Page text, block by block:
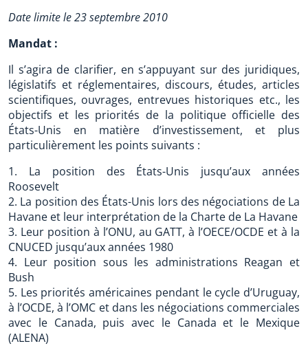
Date limite le 23 septembre 2010
Mandat :
Il s’agira de clarifier, en s’appuyant sur des juridiques,
législatifs et réglementaires, discours, études, articles
scientifiques, ouvrages, entrevues historiques etc., les
objectifs et les priorités de la politique officielle des
États-Unis en matière d’investissement, et plus
particulièrement les points suivants :
1. La position des États-Unis jusqu’aux années
Roosevelt
2. La position des États-Unis lors des négociations de La
Havane et leur interprétation de la Charte de La Havane
3. Leur position à l’ONU, au GATT, à l’OECE/OCDE et à la
CNUCED jusqu’aux années 1980
4. Leur position sous les administrations Reagan et
Bush
5. Les priorités américaines pendant le cycle d’Uruguay,
à l’OCDE, à l’OMC et dans les négociations commerciales
avec le Canada, puis avec le Canada et le Mexique
(ALENA)